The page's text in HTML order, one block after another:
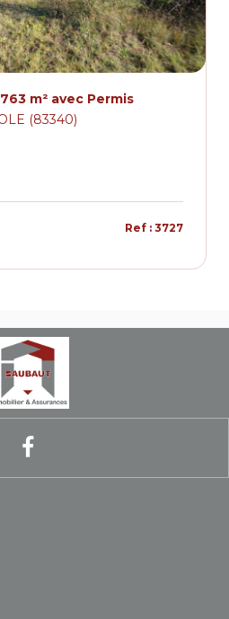
m² avec Permis
(83340)
Ref : 3727